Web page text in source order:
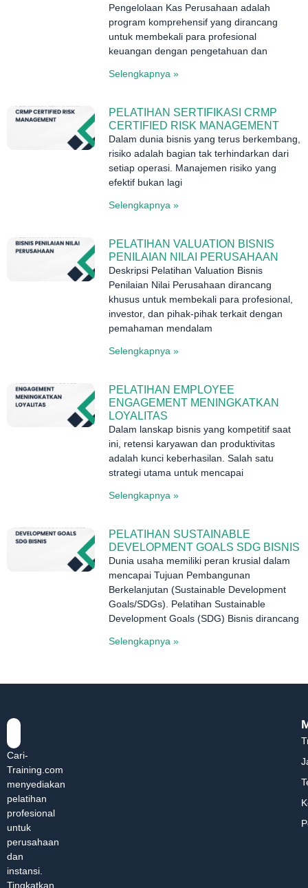
Pengelolaan Kas Perusahaan adalah
program komprehensif yang dirancang
untuk membekali para profesional
keuangan dengan pengetahuan dan
Selengkapnya »
PELATIHAN SERTIFIKASI CRMP
CERTIFIED RISK MANAGEMENT
Dalam dunia bisnis yang terus berkembang,
risiko adalah bagian tak terhindarkan dari
setiap operasi. Manajemen risiko yang
efektif bukan lagi
Selengkapnya »
PELATIHAN VALUATION BISNIS
PENILAIAN NILAI PERUSAHAAN
Deskripsi Pelatihan Valuation Bisnis
Penilaian Nilai Perusahaan dirancang
khusus untuk membekali para profesional,
investor, dan pihak-pihak terkait dengan
pemahaman mendalam
Selengkapnya »
PELATIHAN EMPLOYEE
ENGAGEMENT MENINGKATKAN
LOYALITAS
Dalam lanskap bisnis yang kompetitif saat
ini, retensi karyawan dan produktivitas
adalah kunci keberhasilan. Salah satu
strategi utama untuk mencapai
Selengkapnya »
PELATIHAN SUSTAINABLE
DEVELOPMENT GOALS SDG BISNIS
Dunia usaha memiliki peran krusial dalam
mencapai Tujuan Pembangunan
Berkelanjutan (Sustainable Development
Goals/SDGs). Pelatihan Sustainable
Development Goals (SDG) Bisnis dirancang
Selengkapnya »
Cari-
Training.com
menyediakan
pelatihan
profesional
untuk
perusahaan
dan
instansi.
Tingkatkan